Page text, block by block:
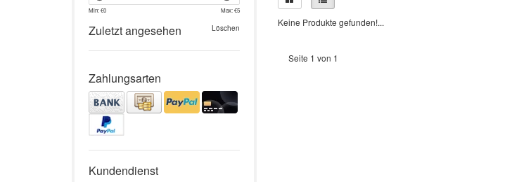
Min: €0 Max: €5
Zuletzt angesehen Löschen
Zahlungsarten
Kundendienst
Keine Produkte gefunden!...
Seite 1 von 1